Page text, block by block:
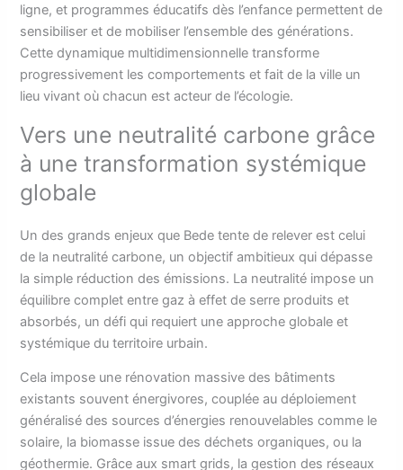
ligne, et programmes éducatifs dès l’enfance permettent de
sensibiliser et de mobiliser l’ensemble des générations.
Cette dynamique multidimensionnelle transforme
progressivement les comportements et fait de la ville un
lieu vivant où chacun est acteur de l’écologie.
Vers une neutralité carbone grâce
à une transformation systémique
globale
Un des grands enjeux que Bede tente de relever est celui
de la neutralité carbone, un objectif ambitieux qui dépasse
la simple réduction des émissions. La neutralité impose un
équilibre complet entre gaz à effet de serre produits et
absorbés, un défi qui requiert une approche globale et
systémique du territoire urbain.
Cela impose une rénovation massive des bâtiments
existants souvent énergivores, couplée au déploiement
généralisé des sources d’énergies renouvelables comme le
solaire, la biomasse issue des déchets organiques, ou la
géothermie. Grâce aux smart grids, la gestion des réseaux